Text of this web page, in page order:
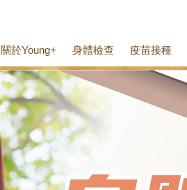
關於Young+ 身體檢查 疫苗接種